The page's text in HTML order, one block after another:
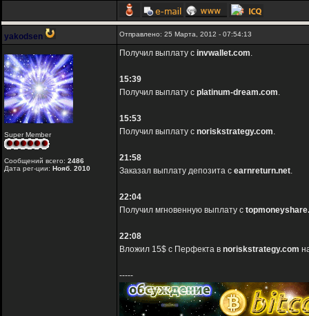
yakodsen Отправлено: 25 Марта, 2012 - 07:54:13
Super Member
Сообщений всего: 2486
Дата рег-ции: Нояб. 2010
Получил выплату с invwallet.com.
15:39
Получил выплату с platinum-dream.com.
15:53
Получил выплату с noriskstrategy.com.
21:58
Заказал выплату депозита с earnreturn.net.
22:04
Получил мгновенную выплату с
22:08
Вложил 15$ с Перфекта в noriskstrategy.com
-----